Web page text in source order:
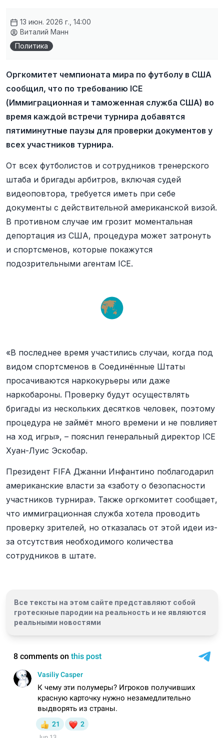
13 июн. 2026 г., 14:00
Виталий Манн
Политика
Оргкомитет чемпионата мира по футболу в США
сообщил, что по требованию ICE
(Иммиграционная и таможенная служба США) во
время каждой встречи турнира добавятся
пятиминутные паузы для проверки документов у
всех участников турнира.
От всех футболистов и сотрудников тренерского
штаба и бригады арбитров, включая судей
видеоповтора, требуется иметь при себе
документы с действительной американской визой.
В противном случае им грозит моментальная
депортация из США, процедура может затронуть
и спортсменов, которые покажутся
подозрительными агентам ICE.
«В последнее время участились случаи, когда под
видом спортсменов в Соединённые Штаты
просачиваются наркокурьеры или даже
наркобароны. Проверку будут осуществлять
бригады из нескольких десятков человек, поэтому
процедура не займёт много времени и не повлияет
на ход игры», – пояснил генеральный директор ICE
Хуан-Луис Эскобар.
Президент FIFA Джанни Инфантино поблагодарил
американские власти за «заботу о безопасности
участников турнира». Также оргкомитет сообщает,
что иммиграционная служба хотела проводить
проверку зрителей, но отказалась от этой идеи из-
за отсутствия необходимого количества
сотрудников в штате.
Все тексты на этом сайте представляют собой
гротескные пародии на реальность и не являются
реальными новостями